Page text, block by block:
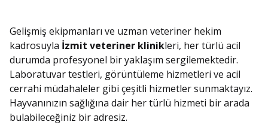
Gelişmiş ekipmanları ve uzman veteriner hekim
kadrosuyla İzmit veteriner klinikleri, her türlü acil
durumda profesyonel bir yaklaşım sergilemektedir.
Laboratuvar testleri, görüntüleme hizmetleri ve acil
cerrahi müdahaleler gibi çeşitli hizmetler sunmaktayız.
Hayvanınızın sağlığına dair her türlü hizmeti bir arada
bulabileceğiniz bir adresiz.